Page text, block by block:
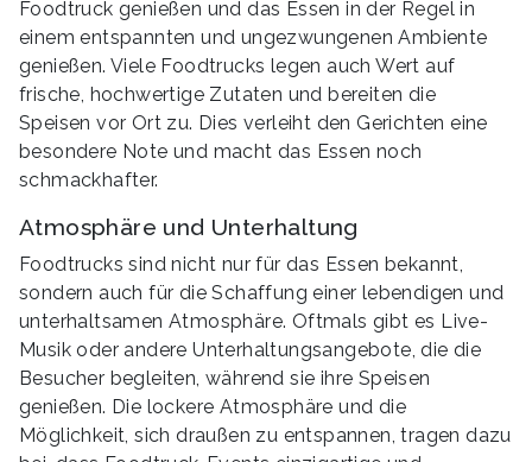
Foodtruck genießen und das Essen in der Regel in
einem entspannten und ungezwungenen Ambiente
genießen. Viele Foodtrucks legen auch Wert auf
frische, hochwertige Zutaten und bereiten die
Speisen vor Ort zu. Dies verleiht den Gerichten eine
besondere Note und macht das Essen noch
schmackhafter.
Atmosphäre und Unterhaltung
Foodtrucks sind nicht nur für das Essen bekannt,
sondern auch für die Schaffung einer lebendigen und
unterhaltsamen Atmosphäre. Oftmals gibt es Live-
Musik oder andere Unterhaltungsangebote, die die
Besucher begleiten, während sie ihre Speisen
genießen. Die lockere Atmosphäre und die
Möglichkeit, sich draußen zu entspannen, tragen dazu